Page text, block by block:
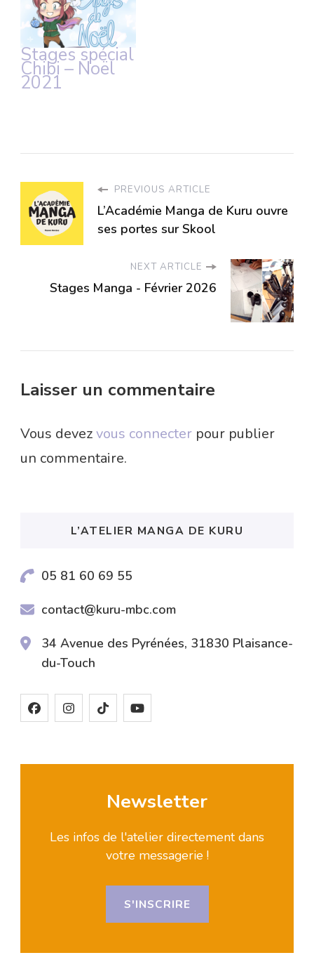
Stages spécial
Chibi – Noël
2021
PREVIOUS ARTICLE
L’Académie Manga de Kuru ouvre
ses portes sur Skool
NEXT ARTICLE
Stages Manga - Février 2026
Laisser un commentaire
Vous devezvous connecter pour publier
un commentaire.
L’ATELIER MANGA DE KURU
05 81 60 69 55
contact@kuru-mbc.com
34 Avenue des Pyrénées, 31830 Plaisance-
du-Touch
Newsletter
Les infos de l'atelier directement dans
votre messagerie !
S'INSCRIRE